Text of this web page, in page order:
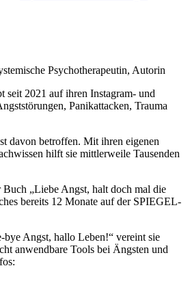
Psychotherapeutin, Autorin
seit 2021 auf ihren Instagram- und
Panikattacken, Trauma
davon betroffen. Mit ihren eigenen
hilft sie mittlerweile Tausenden
„Liebe Angst, halt doch mal die
bereits 12 Monate auf der SPIEGEL-
Angst, hallo Leben!“ vereint sie
anwendbare Tools bei Ängsten und